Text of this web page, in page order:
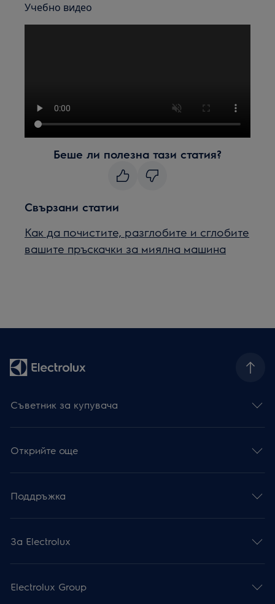
Учебно видео
Беше ли полезна тази статия?
Свързани статии
Как да почистите, разглобите и сглобите
вашите пръскачки за миялна машина
Съветник за купувача
Открийте още
Поддръжка
За Electrolux
Electrolux Group